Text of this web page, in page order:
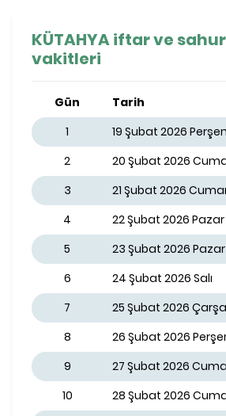
KÜTAHYA iftar ve sahur
vakitleri
Gün Tarih
1
19 Şubat 2026
2
20 Şubat 2026
3
21 Şubat 2026
4
22 Şubat 2026 Pazar
5
23 Şubat 2026
6
24 Şubat 2026 Salı
7
25 Şubat 2026
8
26 Şubat 2026
9
27 Şubat 2026 Cuma
10
28 Şubat 2026